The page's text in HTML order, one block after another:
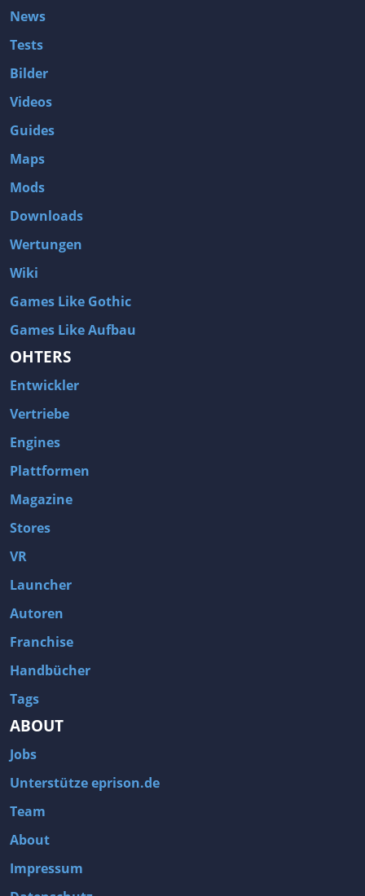
News
Tests
Bilder
Videos
Guides
Maps
Mods
Downloads
Wertungen
Wiki
Games Like Gothic
Games Like Aufbau
OHTERS
Entwickler
Vertriebe
Engines
Plattformen
Magazine
Stores
VR
Launcher
Autoren
Franchise
Handbücher
Tags
ABOUT
Jobs
Unterstütze eprison.de
Team
About
Impressum